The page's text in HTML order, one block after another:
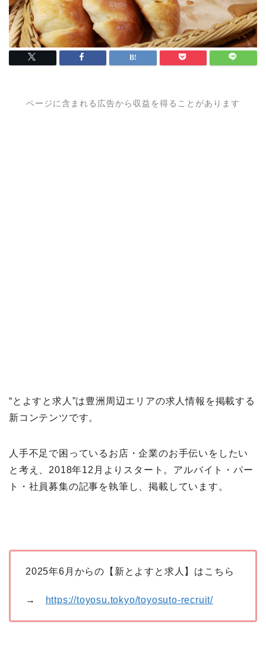
ページに含まれる広告から収益を得ることがあります
“とよすと求人”は豊洲周辺エリアの求人情報を掲載する
新コンテンツです。
人手不足で困っているお店・企業のお手伝いをしたい
と考え、2018年12月よりスタート。アルバイト・パー
ト・社員募集の記事を執筆し、掲載しています。
2025年6月からの【新とよすと求人】はこちら
→ https://toyosu.tokyo/toyosuto-recruit/